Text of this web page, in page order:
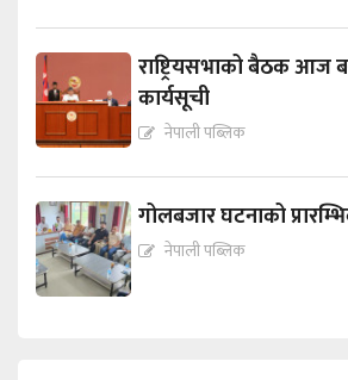
राष्ट्रियसभाको बैठक आज
कार्यसूची
नेपाली पब्लिक
गोलबजार घटनाको
नेपाली पब्लिक